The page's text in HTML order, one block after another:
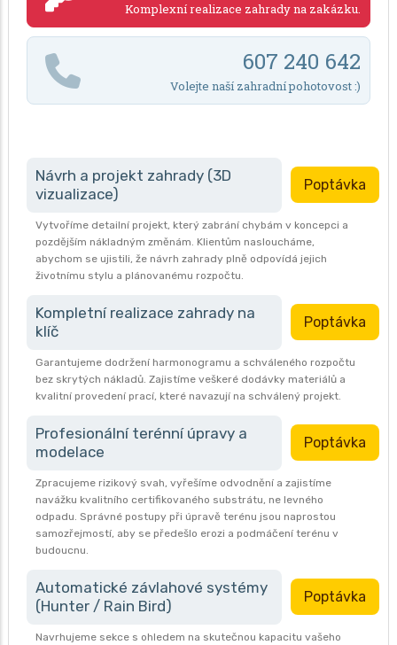
Komplexní realizace zahrady na zakázku.
607 240 642
Volejte naší zahradní pohotovost :)
Návrh a projekt zahrady (3D
vizualizace)
Poptávka
Vytvoříme detailní projekt, který zabrání chybám v koncepci a
pozdějším nákladným změnám. Klientům nasloucháme,
abychom se ujistili, že návrh zahrady plně odpovídá jejich
životnímu stylu a plánovanému rozpočtu.
Kompletní realizace zahrady na
klíč
Poptávka
Garantujeme dodržení harmonogramu a schváleného rozpočtu
bez skrytých nákladů. Zajistíme veškeré dodávky materiálů a
kvalitní provedení prací, které navazují na schválený projekt.
Profesionální terénní úpravy a
modelace
Poptávka
Zpracujeme rizikový svah, vyřešíme odvodnění a zajistíme
navážku kvalitního certifikovaného substrátu, ne levného
odpadu. Správné postupy při úpravě terénu jsou naprostou
samozřejmostí, aby se předešlo erozi a podmáčení terénu v
budoucnu.
Automatické závlahové systémy
(Hunter / Rain Bird)
Poptávka
Navrhujeme sekce s ohledem na skutečnou kapacitu vašeho